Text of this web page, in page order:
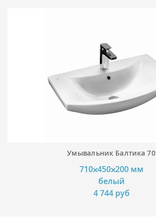
Умывальник Балтика 70
710⨉450⨉200 мм
белый
4 744 руб